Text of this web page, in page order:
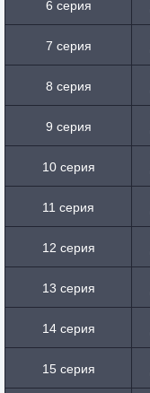
6 серия
7 серия
8 серия
9 серия
10 серия
11 серия
12 серия
13 серия
14 серия
15 серия